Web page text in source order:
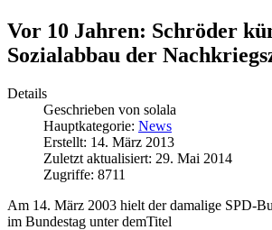
Vor 10 Jahren: Schröder
Sozialabbau der
Details
Geschrieben von solala
Hauptkategorie: News
Erstellt: 14. März 2013
Zuletzt aktualisiert: 29. Mai 2014
Zugriffe: 8711
Am 14. März 2003 hielt der damalige SPD-
im Bundestag unter demTitel